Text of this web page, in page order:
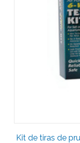
Kit de tiras de